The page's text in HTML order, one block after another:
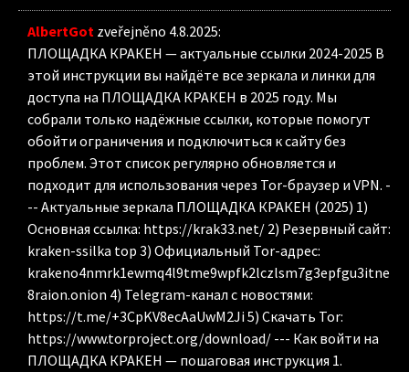
AlbertGot zveřejněno 4.8.2025:
ПЛОЩАДКА КРАКЕН — актуальные ссылки 2024-2025 В
этой инструкции вы найдёте все зеркала и линки для
доступа на ПЛОЩАДКА КРАКЕН в 2025 году. Мы
собрали только надёжные ссылки, которые помогут
обойти ограничения и подключиться к сайту без
проблем. Этот список регулярно обновляется и
подходит для использования через Tor-браузер и VPN. -
-- Актуальные зеркала ПЛОЩАДКА КРАКЕН (2025) 1)
Основная ссылка: https://krak33.net/ 2) Резервный сайт:
kraken-ssilka top 3) Официальный Tor-адрес:
krakeno4nmrk1ewmq4l9tme9wpfk2lczlsm7g3epfgu3itne
8raion.onion 4) Telegram-канал с новостями:
https://t.me/+3CpKV8ecAaUwM2Ji 5) Скачать Tor:
https://www.torproject.org/download/ --- Как войти на
ПЛОЩАДКА КРАКЕН — пошаговая инструкция 1.